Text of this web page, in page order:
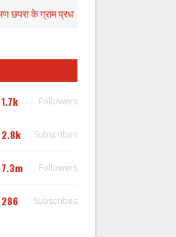
प्रधान के खिलाफ जांच के लिए डीएम ने गठित की
1.7k Followers
2.8k Subscribes
7.3m Followers
286 Subscribes